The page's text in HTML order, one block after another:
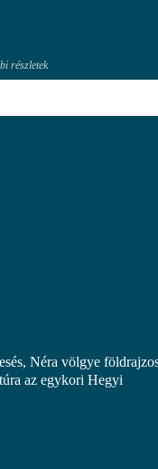
részletek
Néra völgye
az egykori Hegyi